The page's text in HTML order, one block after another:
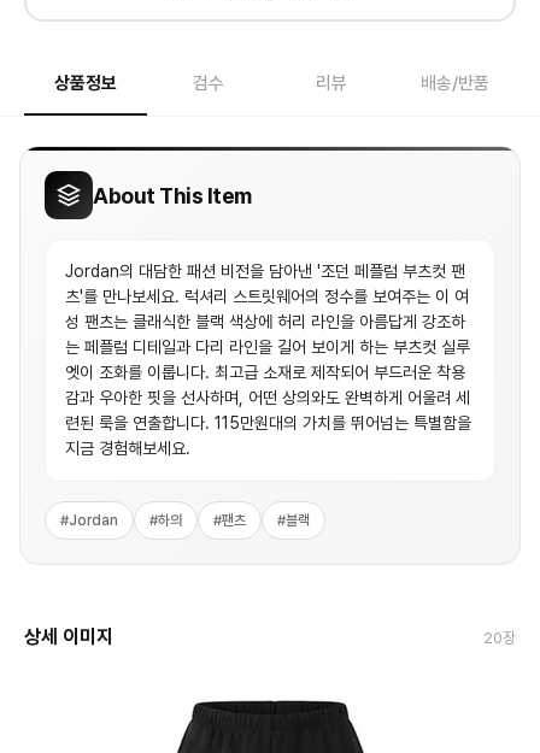
상품정보 검수 리뷰 배송/반품
About This Item
Jordan의 대담한 패션 비전을 담아낸 '조던 페플럼 부츠컷 팬
츠'를 만나보세요. 럭셔리 스트릿웨어의 정수를 보여주는 이 여
성 팬츠는 클래식한 블랙 색상에 허리 라인을 아름답게 강조하
는 페플럼 디테일과 다리 라인을 길어 보이게 하는 부츠컷 실루
엣이 조화를 이룹니다. 최고급 소재로 제작되어 부드러운 착용
감과 우아한 핏을 선사하며, 어떤 상의와도 완벽하게 어울려 세
련된 룩을 연출합니다. 115만원대의 가치를 뛰어넘는 특별함을
지금 경험해보세요.
#Jordan #하의 #팬츠 #블랙
상세 이미지 20장